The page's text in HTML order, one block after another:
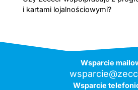
i kartami lojalnościowymi?
Wsparcie
Wsparcie